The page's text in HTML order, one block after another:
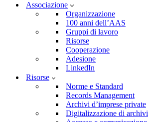
Associazione
Organizzazione
100 anni dell’AAS
Gruppi di lavoro
Risorse
Cooperazione
Adesione
LinkedIn
Risorse
Norme e Standard
Records Management
Archivi d’imprese private
Digitalizzazione di archivi